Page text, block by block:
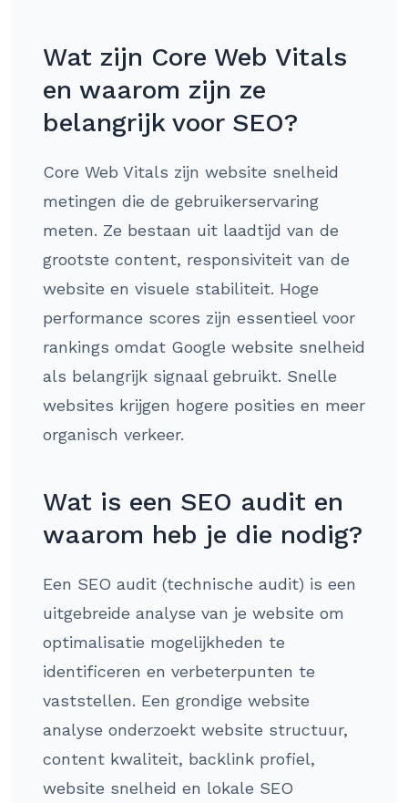
Wat zijn Core Web Vitals
en waarom zijn ze
belangrijk voor SEO?
Core Web Vitals zijn website snelheid
metingen die de gebruikerservaring
meten. Ze bestaan uit laadtijd van de
grootste content, responsiviteit van de
website en visuele stabiliteit. Hoge
performance scores zijn essentieel voor
rankings omdat Google website snelheid
als belangrijk signaal gebruikt. Snelle
websites krijgen hogere posities en meer
organisch verkeer.
Wat is een SEO audit en
waarom heb je die nodig?
Een SEO audit (technische audit) is een
uitgebreide analyse van je website om
optimalisatie mogelijkheden te
identificeren en verbeterpunten te
vaststellen. Een grondige website
analyse onderzoekt website structuur,
content kwaliteit, backlink profiel,
website snelheid en lokale SEO